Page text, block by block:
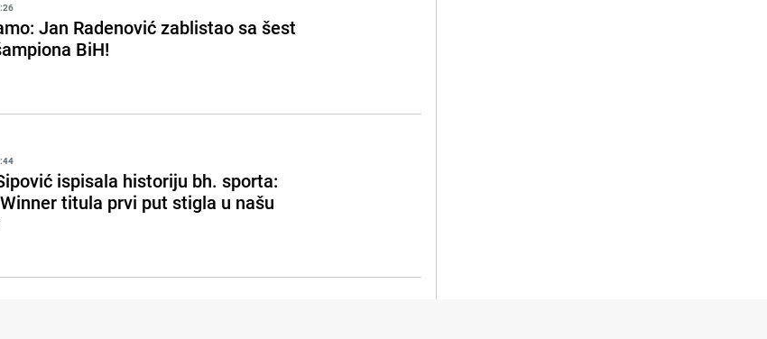
Jan Radenović zablistao sa šest
BiH!
ispisala historiju bh. sporta:
titula prvi put stigla u našu